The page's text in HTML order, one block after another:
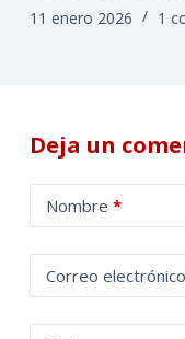
11 enero 2026 1
Deja un
Nombre *
Correo electrónico
l
t